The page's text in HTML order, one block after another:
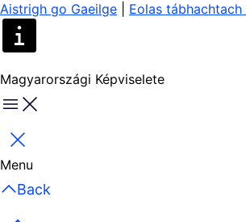
Aistrigh go Gaeilge
Eolas
Magyarországi Képviselete
Menu
Bezárás
Menu
Back